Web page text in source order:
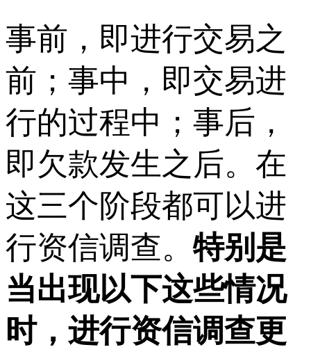
事前，即进行交易之
前；事中，即交易进
行的过程中；事后，
即欠款发生之后。在
这三个阶段都可以进
行资信调查。 特别是
当出现以下这些情况
时，进行资信调查更